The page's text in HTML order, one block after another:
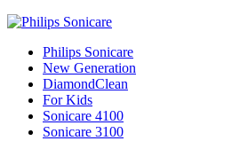
Philips Sonicare
New Generation
DiamondClean
For Kids
Sonicare 4100
Sonicare 3100